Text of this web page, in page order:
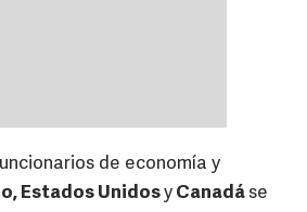
de economía y
Estados Unidosy Canadáse